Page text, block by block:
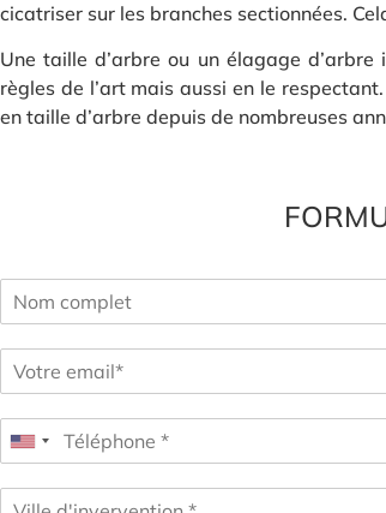
cicatriser sur les branches sectionnées.
Une taille d’arbre ou un élagage
règles de l’art mais aussi en le
en taille d’arbre depuis de nombreuses